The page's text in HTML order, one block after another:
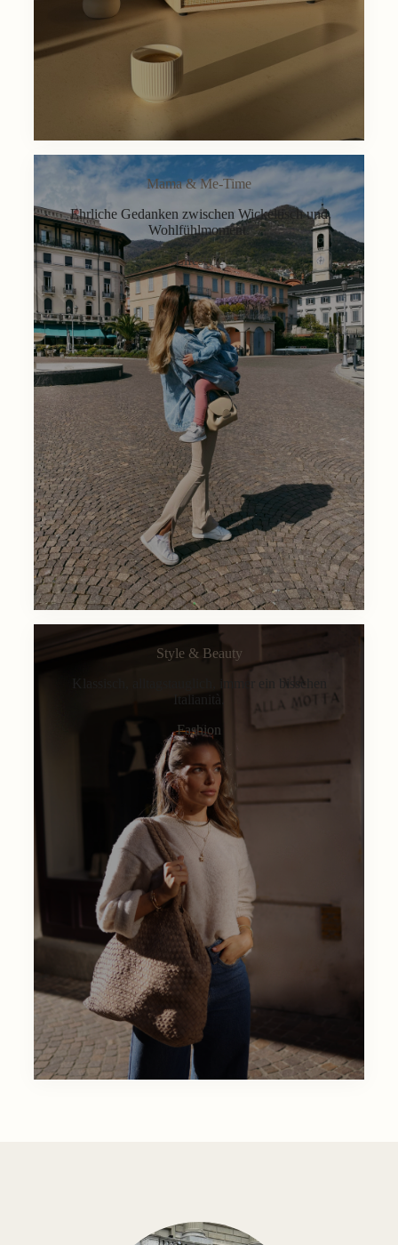
Mama & Me-Time
Ehrliche Gedanken zwischen Wickeltisch und
Wohlfühlmoment.
Lifestyle
Style & Beauty
Klassisch, alltagstauglich, immer ein bisschen
Italianità.
Fashion